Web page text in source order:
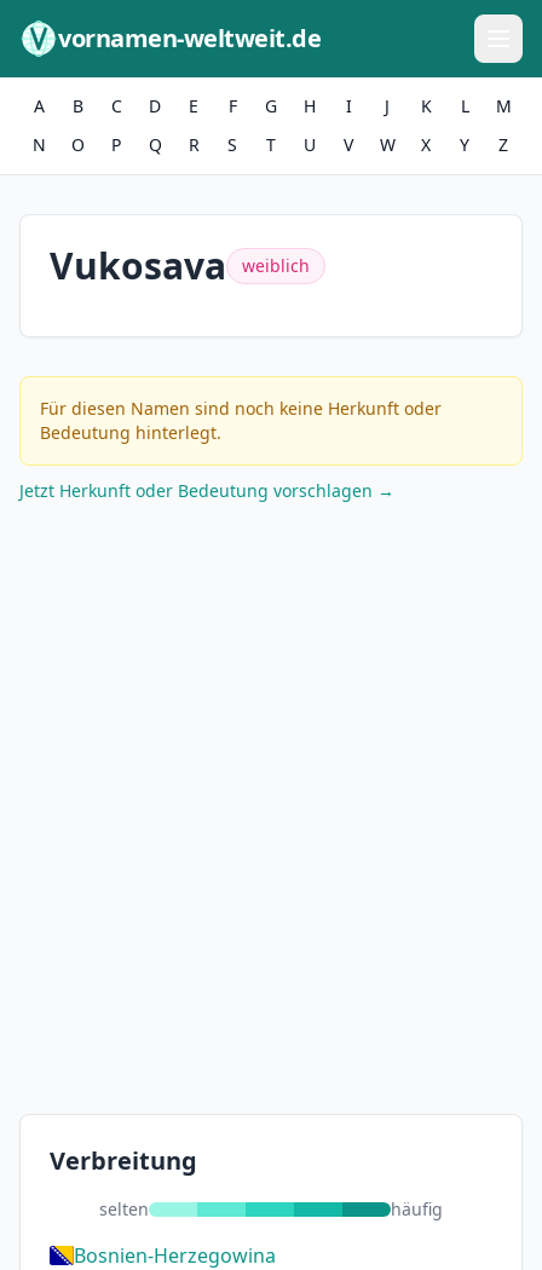
vornamen-weltweit.de
A B C D E F G H I J K L
M
N
O P Q R S T U V W X Y Z
Vukosava weiblich
Für diesen Namen sind noch keine Herkunft oder
Bedeutung hinterlegt.
Jetzt Herkunft oder Bedeutung vorschlagen →
Verbreitung
selten häufig
Bosnien-Herzegowina